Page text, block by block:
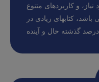
و کاربردهای متنوع
کتابهای زیادی در